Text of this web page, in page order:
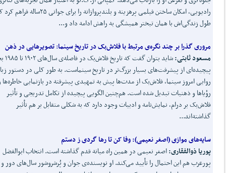
رادیویی، امکان ساختن فیلمی پرهزینه و بلندپروازانه را برای
طول زندگی‌اش با همان تبختر همیشگی به راهش ادامه داد و...
مروری گذرا بر چند نگره‌ی مرتبط با فلاشبک در تاریخ سینما:تصویرهایی در ذهن
مسعود ثابتی:
شاید
پیچیده‌ای از پیشرفت‌های بسیار بزرگ‌تر در تاریخ سینماست. به طور کلی در دستور
روایی امروز سینما، فلاش‌بک از مدت‌ها پیش به تمهیدی پیشرفته در بازنمایی خاطره‌ها
رؤیاها و ذهنیات تبدیل شده است. هم‌چنین الگویی پیچیده از تکامل تدریجی و تأثیر
فلاش‌بک بر درام، نمایش‌نامه و ادبیات وجود دارد که به شکلی متقابل بر هم تأثیر
گذاشته‌اند...
سایه‌های موازی (اصغر نعیمی):وفا کن تا رها گردی ز دستم
پوریا ذوالفقاری:اصغر نعیمی در همین راه میانه قدم گذاشته است. انتخاب ابوالفضل
پورعرب هم این احتمال را تأیید می‌کند. او نویسنده‌ی جوان و پُرشروشور سال‌های دور